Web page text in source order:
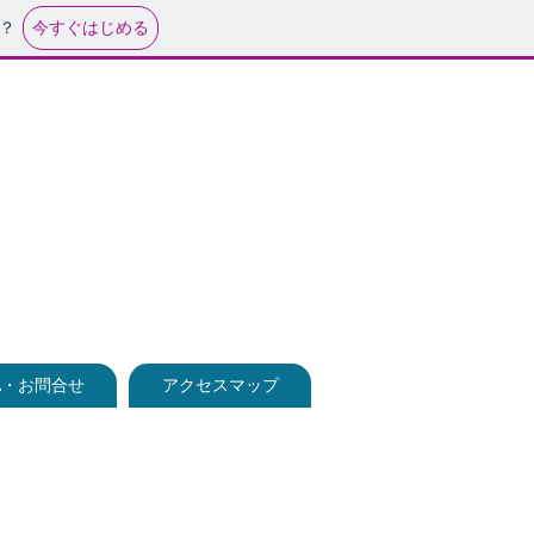
今すぐはじめる
お問合せ アクセスマップ